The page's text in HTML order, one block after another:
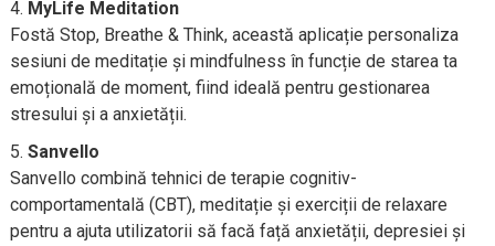
MyLife Meditation
Fostă Stop, Breathe & Think, această aplicație personaliza
sesiuni de meditație și mindfulness în funcție de starea ta
emoțională de moment, fiind ideală pentru gestionarea
stresului și a anxietății.
Sanvello
Sanvello combină tehnici de terapie cognitiv-
comportamentală (CBT), meditație și exerciții de relaxare
pentru a ajuta utilizatorii să facă față anxietății, depresiei și